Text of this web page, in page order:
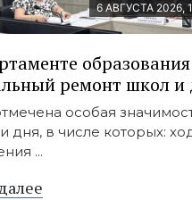
6 АВГУСТА 2026,
ремонт школ и
особая
дня, в числе которых:
...